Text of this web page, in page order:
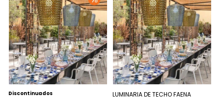
Discontinuados LUMINARIA DE TECHO FAENA